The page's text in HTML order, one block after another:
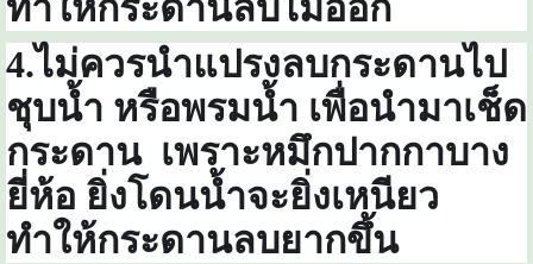
ทำให้กระดานลบไม่ออก
4.ไม่ควรนำแปรงลบกระดานไป
ชุบน้ำ หรือพรมน้ำ เพื่อนำมาเช็ด
กระดาน เพราะหมึกปากกาบาง
ยี่ห้อ ยิ่งโดนน้ำจะยิ่งเหนียว
ทำให้กระดานลบยากขึ้น